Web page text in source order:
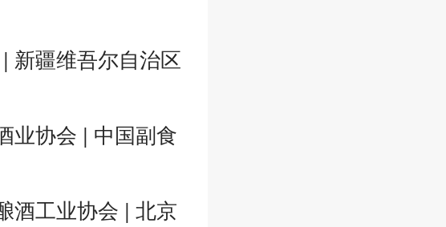
新疆维吾尔自治区
业协会 | 中国副食
酒工业协会 | 北京